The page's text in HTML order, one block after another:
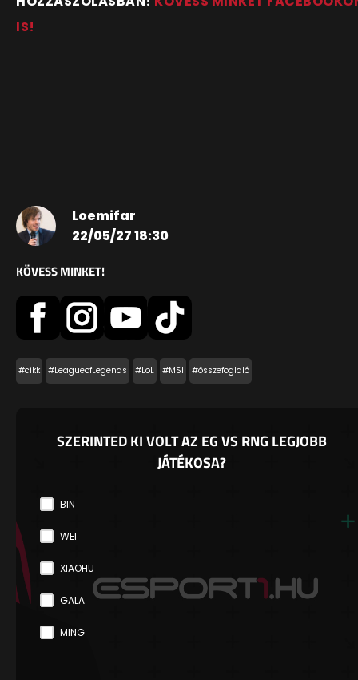
IS!
Loemifar
22/05/27 18:30
KÖVESS MINKET!
#cikk #LeagueofLegends #LoL #MSI #összefoglaló
SZERINTED KI VOLT AZ EG VS RNG LEGJOBB
JÁTÉKOSA?
BIN
WEI
XIAOHU
GALA
MING